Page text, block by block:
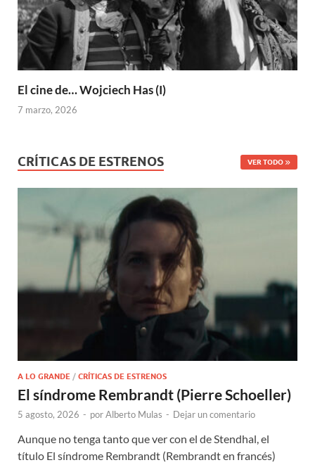
El cine de… Wojciech Has (I)
7 marzo, 2026
CRÍTICAS DE ESTRENOS VER TODO
A LO GRANDE / CRÍTICAS DE ESTRENOS
El síndrome Rembrandt (Pierre Schoeller)
5 agosto, 2026 - porAlberto Mulas - Dejar un comentario
Aunque no tenga tanto que ver con el de Stendhal, el
título El síndrome Rembrandt (Rembrandt en francés)